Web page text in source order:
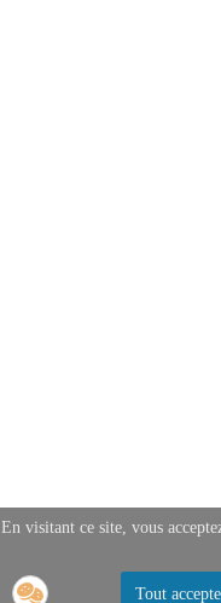
En visitant ce site, vous
Tout